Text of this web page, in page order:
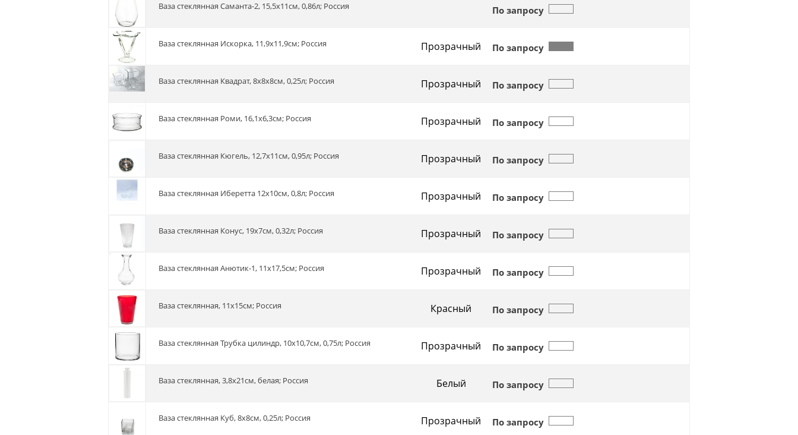
Ваза стеклянная Саманта-2, 15,5х11см, 0,86л; Россия По запросу
Ваза стеклянная Искорка, 11,9х11,9см; Россия Прозрачный По запросу
Ваза стеклянная Квадрат, 8х8х8см, 0,25л; Россия Прозрачный По запросу
Ваза стеклянная Роми, 16,1х6,3см; Россия Прозрачный По запросу
Ваза стеклянная Кюгель, 12,7х11см, 0,95л; Россия Прозрачный По запросу
Ваза стеклянная Иберетта 12х10см, 0,8л; Россия Прозрачный По запросу
Ваза стеклянная Конус, 19х7см, 0,32л; Россия Прозрачный По запросу
Ваза стеклянная Анютик-1, 11х17,5см; Россия Прозрачный По запросу
Ваза стеклянная, 11х15см; Россия Красный По запросу
Ваза стеклянная Трубка цилиндр, 10х10,7см, 0,75л; Россия Прозрачный По запросу
Ваза стеклянная, 3,8х21см, белая; Россия Белый По запросу
Ваза стеклянная Куб, 8х8см, 0,25л; Россия Прозрачный По запросу